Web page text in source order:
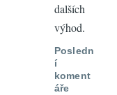
dalších
výhod.
Posledn
í
koment
áře